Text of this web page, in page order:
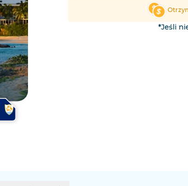
Przeglądaj
*Jeśli